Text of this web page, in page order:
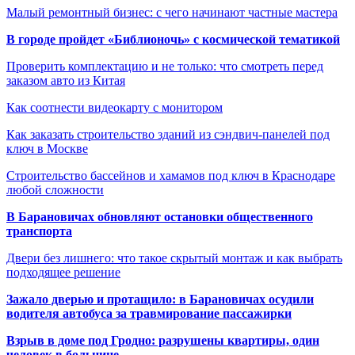
Малый ремонтный бизнес: с чего начинают частные мастера
В городе пройдет «Библионочь» с космической тематикой
Проверить комплектацию и не только: что смотреть перед
заказом авто из Китая
Как соотнести видеокарту с монитором
Как заказать строительство зданий из сэндвич-панелей под
ключ в Москве
Строительство бассейнов и хамамов под ключ в Краснодаре
любой сложности
В Барановичах обновляют остановки общественного
транспорта
Двери без лишнего: что такое скрытый монтаж и как выбрать
подходящее решение
Зажало дверью и протащило: в Барановичах осудили
водителя автобуса за травмирование пассажирки
Взрыв в доме под Гродно: разрушены квартиры, один